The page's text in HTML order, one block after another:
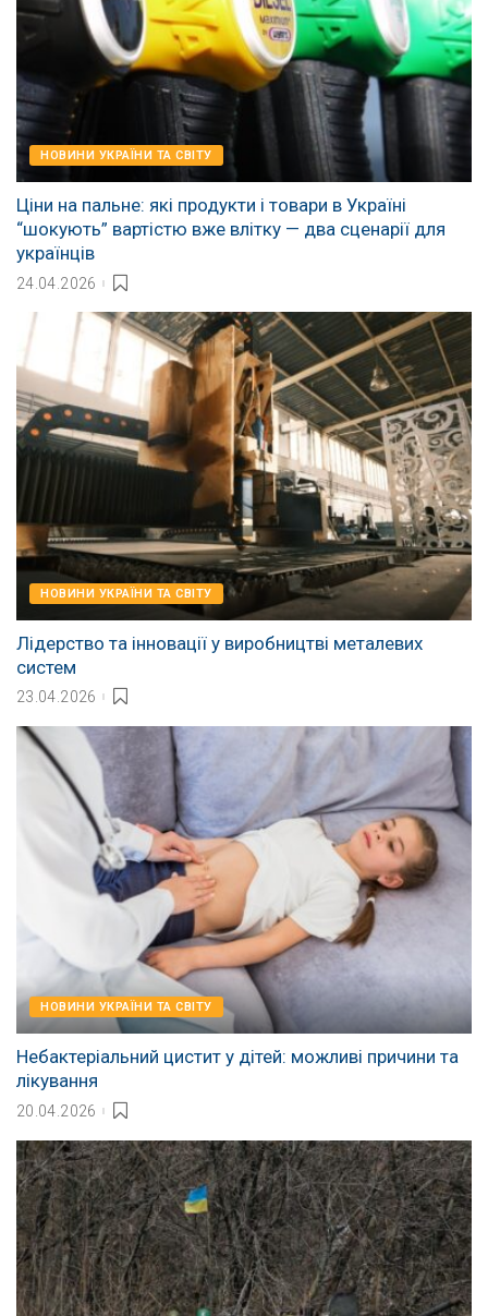
НОВИНИ УКРАЇНИ ТА СВІТУ
Ціни на пальне: які продукти і товари в Україні
“шокують” вартістю вже влітку — два сценарії для
українців
24.04.2026
НОВИНИ УКРАЇНИ ТА СВІТУ
Лідерство та інновації у виробництві металевих
систем
23.04.2026
НОВИНИ УКРАЇНИ ТА СВІТУ
Небактеріальний цистит у дітей: можливі причини та
лікування
20.04.2026